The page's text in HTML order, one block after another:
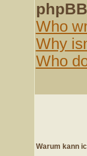
Who
Why
Who
Warum kann